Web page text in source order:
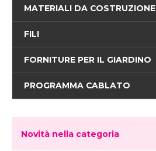
MATERIALI DA COSTRUZIONE
FILI
FORNITURE PER IL GIARDINO
PROGRAMMA CABLATO
Novità nella categoria